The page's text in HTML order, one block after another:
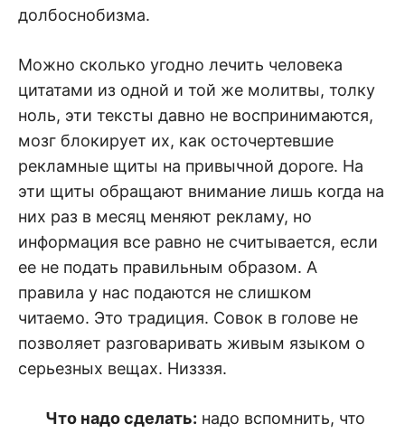
долбоснобизма.
Можно сколько угодно лечить человека
цитатами из одной и той же молитвы, толку
ноль, эти тексты давно не воспринимаются,
мозг блокирует их, как осточертевшие
рекламные щиты на привычной дороге. На
эти щиты обращают внимание лишь когда на
них раз в месяц меняют рекламу, но
информация все равно не считывается, если
ее не подать правильным образом. А
правила у нас подаются не слишком
читаемо. Это традиция. Совок в голове не
позволяет разговаривать живым языком о
серьезных вещах. Низззя.
Что надо сделать: надо вспомнить, что